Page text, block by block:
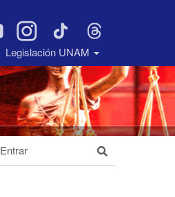
Legislación UNAM
Entrar